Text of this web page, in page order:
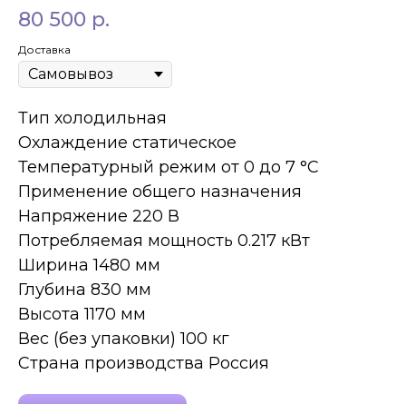
80 500 р.
Доставка
Тип холодильная
Охлаждение статическое
Температурный режим от 0 до 7 °C
Применение общего назначения
Напряжение 220 В
Потребляемая мощность 0.217 кВт
Ширина 1480 мм
Глубина 830 мм
Высота 1170 мм
Вес (без упаковки) 100 кг
Страна производства Россия